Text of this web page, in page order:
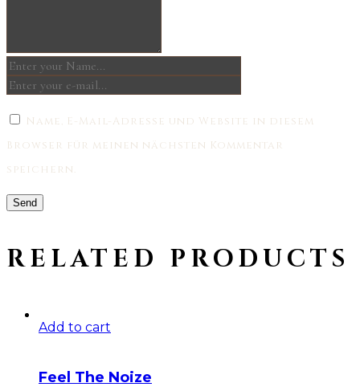
Name, E-Mail-Adresse und Website in diesem
Browser für meinen nächsten Kommentar
speichern.
RELATED PRODUCTS
Add to cart
Feel The Noize